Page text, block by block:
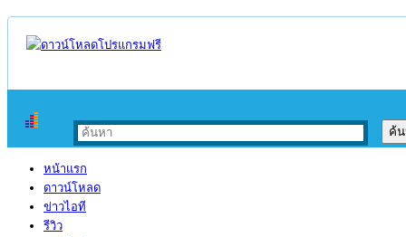
หน้าแรก
ดาวน์โหลด
ข่าวไอที
รีวิว